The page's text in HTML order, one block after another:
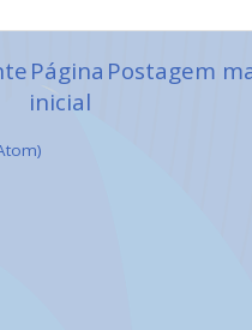
Postagem
Página
inicial